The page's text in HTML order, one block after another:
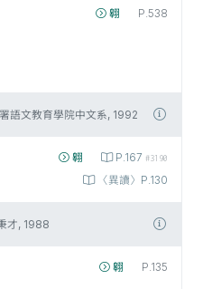
翱 P.538
語文教育學院中文系, 1992
翱 P.167 #3190
〈異讀〉P.130
才, 1988
翱 P.135